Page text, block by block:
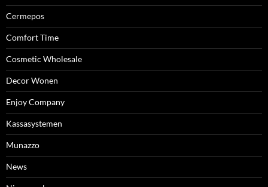
Cermepos
Comfort Time
Cosmetic Wholesale
Decor Wonen
Enjoy Company
Kassasystemen
Munazzo
News